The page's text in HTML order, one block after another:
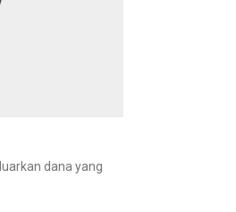
dana yang